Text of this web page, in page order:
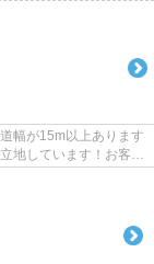
幅が15m以上あります
地しています！お客様